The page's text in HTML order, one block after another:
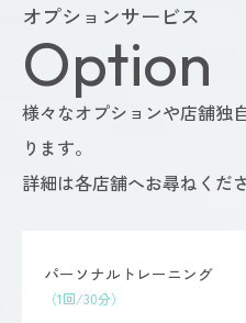
オプションサービス
Option
様々なオプションや店舗独
ります。
詳細は各店舗へお尋ねくだ
パーソナルトレーニング
（1回/30分）